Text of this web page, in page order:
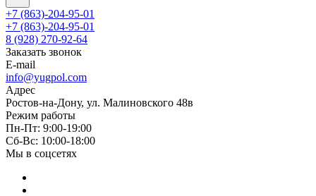
+7 (863)-204-95-01
+7 (863)-204-95-01
8 (928) 270-92-64
Заказать звонок
E-mail
info@yugpol.com
Адрес
Ростов-на-Дону, ул. Малиновского 48в
Режим работы
Пн-Пт: 9:00-19:00
Cб-Вс: 10:00-18:00
Мы в соцсетях